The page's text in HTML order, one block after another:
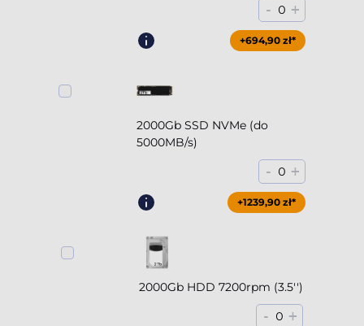
- 0 +
+694,90 zł*
2000Gb SSD NVMe (do
5000MB/s)
- 0 +
+1239,90 zł*
2000Gb HDD 7200rpm (3.5'')
- 0 +